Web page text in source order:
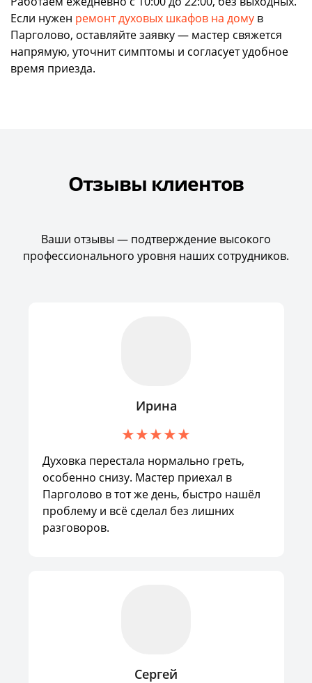
Если нужен ремонт духовых шкафов на дому в
Парголово, оставляйте заявку — мастер свяжется
напрямую, уточнит симптомы и согласует удобное
время приезда.
Отзывы клиентов
Ваши отзывы — подтверждение высокого
профессионального уровня наших сотрудников.
Ирина
Духовка перестала нормально греть,
особенно снизу. Мастер приехал в
Парголово в тот же день, быстро нашёл
проблему и всё сделал без лишних
разговоров.
Сергей